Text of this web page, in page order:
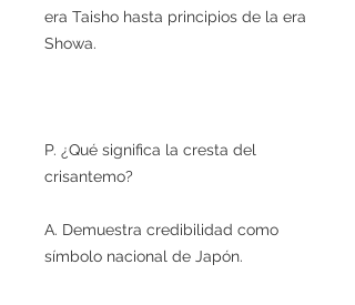
era Taisho hasta principios de la era
Showa.
P. ¿Qué significa la cresta del
crisantemo?
A. Demuestra credibilidad como
símbolo nacional de Japón.